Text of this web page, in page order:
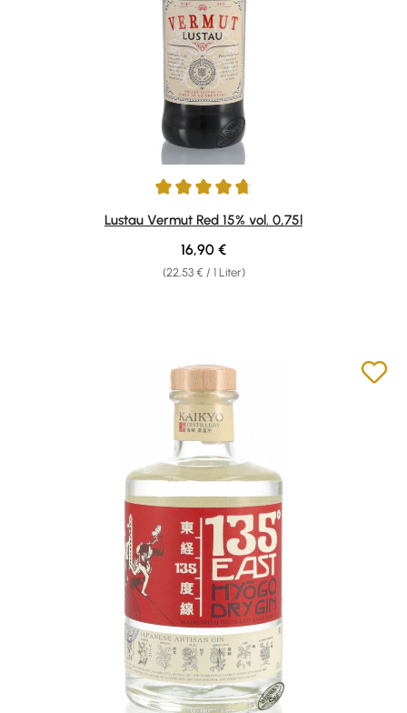
Durchschnittliche Bewertung von 4.75 von 5 Sternen
Lustau Vermut Red 15% vol. 0,75l
(22,53 € / 1 Liter)
Regulärer Preis:
16,90 €